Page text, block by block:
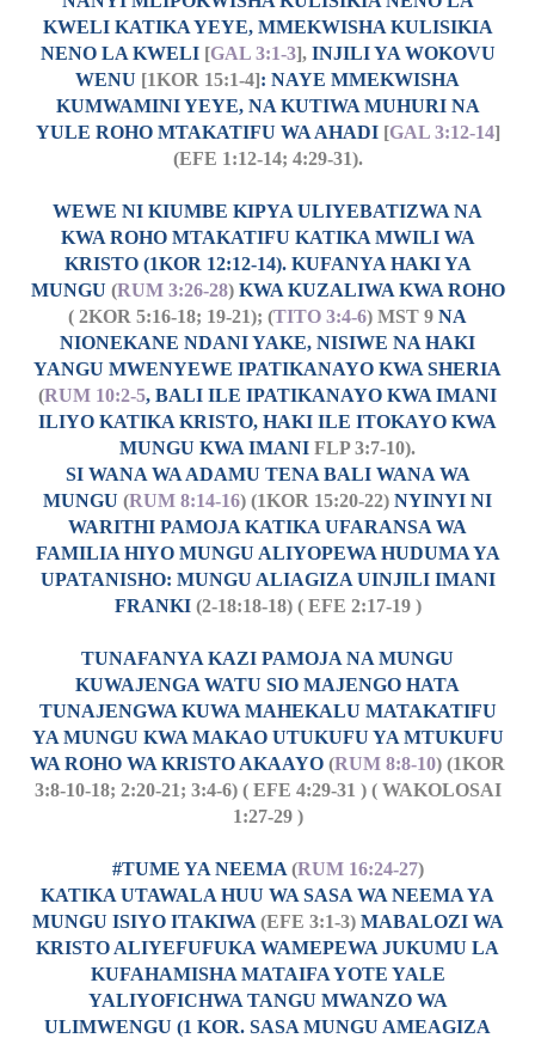
KWELI KATIKA YEYE, MMEKWISHA KULISIKIA
NENO LA KWELI [GAL 3:1-3], INJILI YA WOKOVU
WENU [1KOR 15:1-4]: NAYE MMEKWISHA
KUMWAMINI YEYE, NA KUTIWA MUHURI NA
YULE ROHO MTAKATIFU WA AHADI [GAL 3:12-14]
(EFE 1:12-14; 4:29-31).
WEWE NI KIUMBE KIPYA ULIYEBATIZWA NA
KWA ROHO MTAKATIFU KATIKA MWILI WA
KRISTO (1KOR 12:12-14). KUFANYA HAKI YA
MUNGU (RUM 3:26-28) KWA KUZALIWA KWA ROHO
( 2KOR 5:16-18; 19-21); (TITO 3:4-6) MST 9 NA
NIONEKANE NDANI YAKE, NISIWE NA HAKI
YANGU MWENYEWE IPATIKANAYO KWA SHERIA
(RUM 10:2-5, BALI ILE IPATIKANAYO KWA IMANI
ILIYO KATIKA KRISTO, HAKI ILE ITOKAYO KWA
MUNGU KWA IMANI FLP 3:7-10).
SI WANA WA ADAMU TENA BALI WANA WA
MUNGU (RUM 8:14-16) (1KOR 15:20-22) NYINYI NI
WARITHI PAMOJA KATIKA UFARANSA WA
FAMILIA HIYO MUNGU ALIYOPEWA HUDUMA YA
UPATANISHO: MUNGU ALIAGIZA UINJILI IMANI
FRANKI (2-18:18-18) ( EFE 2:17-19 )
TUNAFANYA KAZI PAMOJA NA MUNGU
KUWAJENGA WATU SIO MAJENGO HATA
TUNAJENGWA KUWA MAHEKALU MATAKATIFU
YA MUNGU KWA MAKAO UTUKUFU YA MTUKUFU
WA ROHO WA KRISTO AKAAYO (RUM 8:8-10) (1KOR
3:8-10-18; 2:20-21; 3:4-6) ( EFE 4:29-31 ) ( WAKOLOSAI
1:27-29 )
#TUME YA NEEMA (RUM 16:24-27)
KATIKA UTAWALA HUU WA SASA WA NEEMA YA
MUNGU ISIYO ITAKIWA (EFE 3:1-3) MABALOZI WA
KRISTO ALIYEFUFUKA WAMEPEWA JUKUMU LA
KUFAHAMISHA MATAIFA YOTE YALE
YALIYOFICHWA TANGU MWANZO WA
ULIMWENGU (1 KOR. SASA MUNGU AMEAGIZA